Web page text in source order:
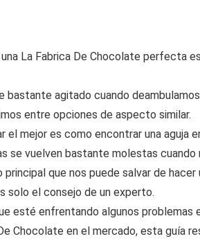
La Fabrica De Chocolate perfecta
bastante agitado cuando
entre opciones de aspecto similar.
el mejor es como encontrar una aguja
se vuelven bastante molestas
principal que nos puede salvar de hacer
solo el consejo de un experto.
esté enfrentando algunos
Chocolate en el mercado, esta guía